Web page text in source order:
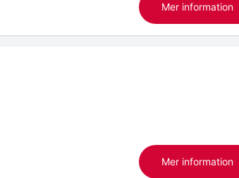
Mer information
Mer information